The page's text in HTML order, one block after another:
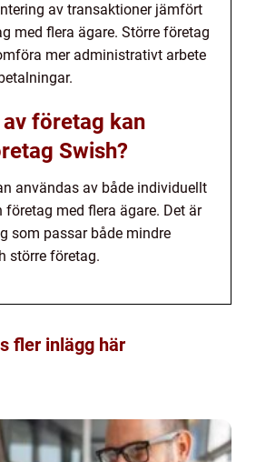
av transaktioner jämfört
med flera ägare. Större företag
mer administrativt arbete
företag kan
Swish?
användas av både individuellt
företag med flera ägare. Det är
som passar både mindre
större företag.
fler inlägg här